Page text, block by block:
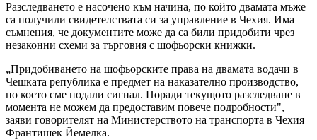
Разследването е насочено към начина, по който двамата мъже
са получили свидетелствата си за управление в Чехия. Има
съмнения, че документите може да са били придобити чрез
незаконни схеми за търговия с шофьорски книжки.
„Придобиването на шофьорските права на двамата водачи в
Чешката република е предмет на наказателно производство,
по което сме подали сигнал. Поради текущото разследване в
момента не можем да предоставим повече подробности",
заяви говорителят на Министерството на транспорта в Чехия
Франтишек Йемелка.